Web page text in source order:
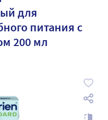
для
питания с
200 мл